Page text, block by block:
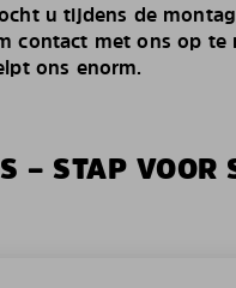
u tijdens de
contact met ons op te
ons enorm.
– STAP VOOR